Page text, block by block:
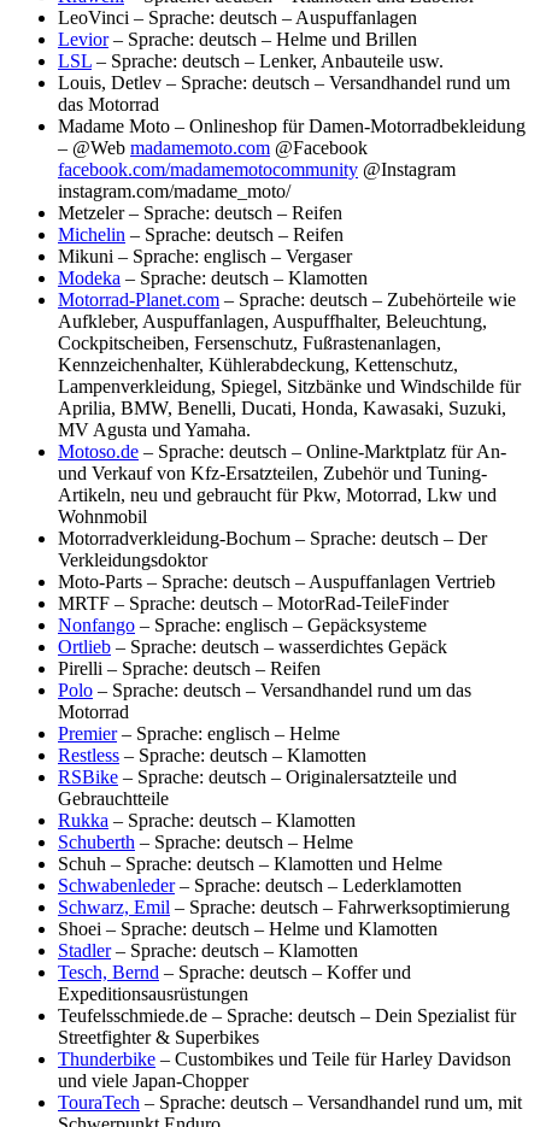
LeoVinci – Sprache: deutsch – Auspuffanlagen
Levior– Sprache: deutsch – Helme und Brillen
LSL – Sprache: deutsch – Lenker, Anbauteile usw.
Louis, Detlev – Sprache: deutsch – Versandhandel rund um
das Motorrad
Madame Moto – Onlineshop für Damen-Motorradbekleidung
– @Web madamemoto.com @Facebook
facebook.com/madamemotocommunity @Instagram
instagram.com/madame_moto/
Metzeler – Sprache: deutsch – Reifen
Michelin – Sprache: deutsch – Reifen
Mikuni – Sprache: englisch – Vergaser
Modeka – Sprache: deutsch – Klamotten
Motorrad-Planet.com – Sprache: deutsch – Zubehörteile wie
Aufkleber, Auspuffanlagen, Auspuffhalter, Beleuchtung,
Cockpitscheiben, Fersenschutz, Fußrastenanlagen,
Kennzeichenhalter, Kühlerabdeckung, Kettenschutz,
Lampenverkleidung, Spiegel, Sitzbänke und Windschilde für
Aprilia, BMW, Benelli, Ducati, Honda, Kawasaki, Suzuki,
MV Agusta und Yamaha.
Motoso.de – Sprache: deutsch – Online-Marktplatz für An-
und Verkauf von Kfz-Ersatzteilen, Zubehör und Tuning-
Artikeln, neu und gebraucht für Pkw, Motorrad, Lkw und
Wohnmobil
Motorradverkleidung-Bochum – Sprache: deutsch – Der
Verkleidungsdoktor
Moto-Parts – Sprache: deutsch – Auspuffanlagen Vertrieb
MRTF – Sprache: deutsch – MotorRad-TeileFinder
Nonfango – Sprache: englisch – Gepäcksysteme
Ortlieb – Sprache: deutsch – wasserdichtes Gepäck
Pirelli – Sprache: deutsch – Reifen
Polo – Sprache: deutsch – Versandhandel rund um das
Motorrad
Premier– Sprache: englisch – Helme
Restless – Sprache: deutsch – Klamotten
RSBike – Sprache: deutsch – Originalersatzteile und
Gebrauchtteile
Rukka – Sprache: deutsch – Klamotten
Schuberth – Sprache: deutsch – Helme
Schuh – Sprache: deutsch – Klamotten und Helme
Schwabenleder– Sprache: deutsch – Lederklamotten
Schwarz, Emil – Sprache: deutsch – Fahrwerksoptimierung
Shoei – Sprache: deutsch – Helme und Klamotten
Stadler– Sprache: deutsch – Klamotten
Tesch, Bernd – Sprache: deutsch – Koffer und
Expeditionsausrüstungen
Teufelsschmiede.de – Sprache: deutsch – Dein Spezialist für
Streetfighter & Superbikes
Thunderbike – Custombikes und Teile für Harley Davidson
und viele Japan-Chopper
TouraTech – Sprache: deutsch – Versandhandel rund um, mit